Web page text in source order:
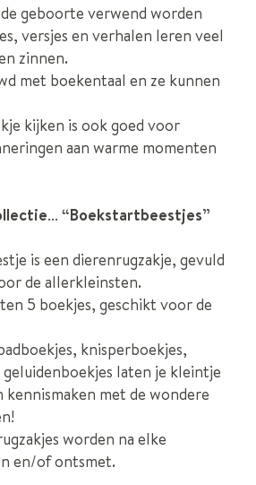
de geboorte verwend worden
versjes en verhalen leren veel
zinnen.
met boekentaal en ze kunnen
kijken is ook goed voor
aan warme momenten
“Boekstartbeestjes”
is een dierenrugzakje, gevuld
de allerkleinsten.
5 boekjes, geschikt voor de
knisperboekjes,
laten je kleintje
kennismaken met de wondere
worden na elke
en/of ontsmet.